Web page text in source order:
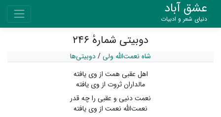
عشق آباد
دنیای شعر و ادبیات
دوبیتی شمارهٔ ۲۴۶
شاه نعمت‌الله ولی/دوبیتی‌ها
اهل عقبی همت از وی یافته
مالداران ثروت از وی یافته
نعمت دنیی و عقبی را چه قدر
نعمت‌اللّه نعمت از وی یافته